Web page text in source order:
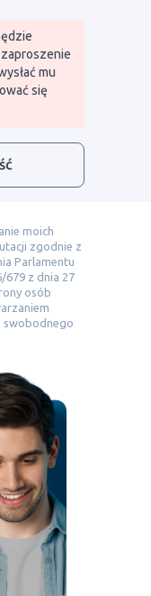
mu
się
moich
zgodnie z
Parlamentu
679 z dnia 27
osób
swobodnego